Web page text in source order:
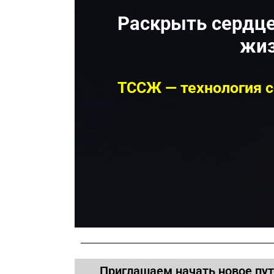
Раскрыть
ТССЖ — технология
Приглашаем начать новое